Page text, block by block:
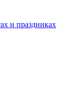
и праздниках